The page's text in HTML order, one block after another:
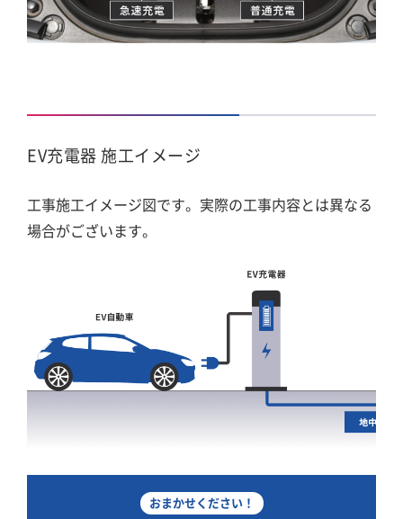
EV充電器 施工イメージ
工事施工イメージ図です。実際の工事内容とは異なる
場合がございます。
おまかせください！